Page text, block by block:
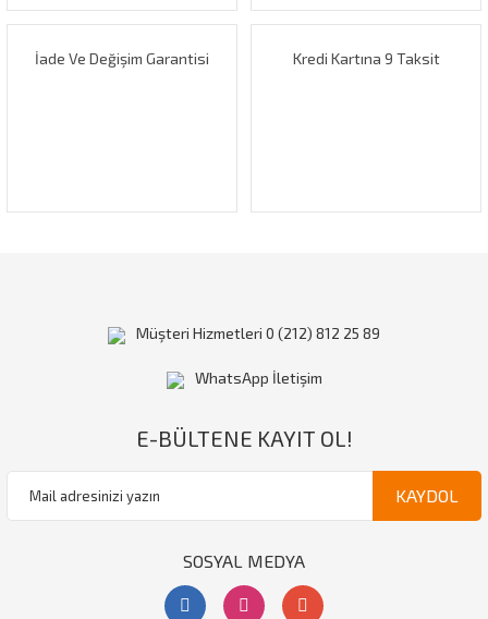
İade Ve Değişim Garantisi Kredi Kartına 9 Taksit
Müşteri Hizmetleri 0 (212) 812 25 89
WhatsApp İletişim
E-BÜLTENE KAYIT OL!
KAYDOL
SOSYAL MEDYA